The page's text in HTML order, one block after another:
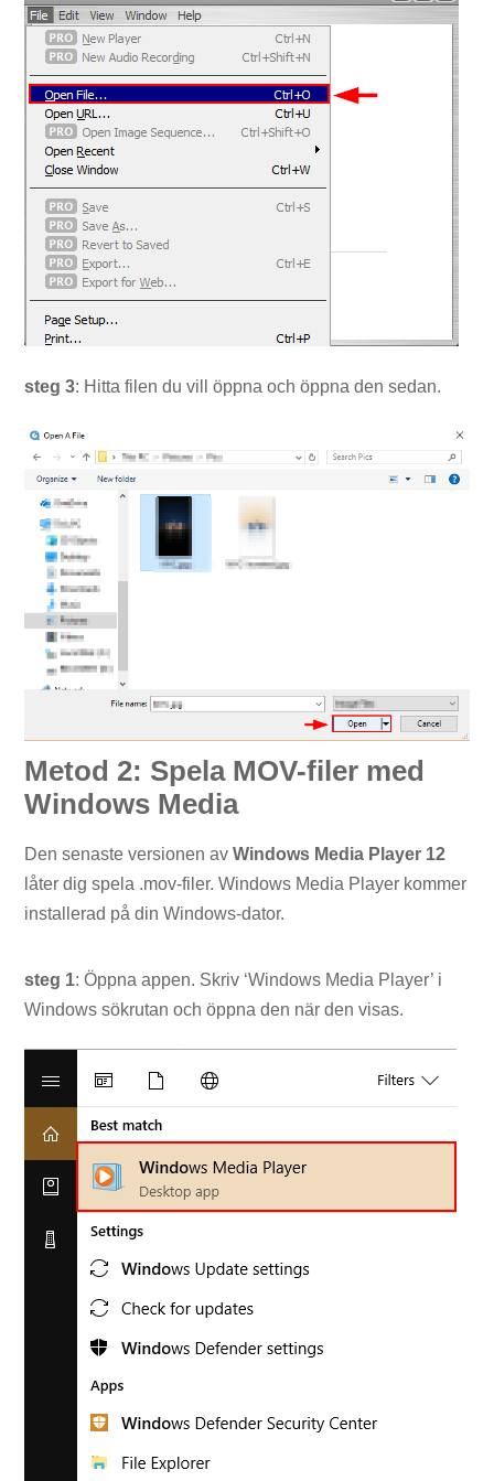
steg 3: Hitta filen du vill öppna och öppna den sedan.
Metod 2: Spela MOV-filer med
Windows Media
Den senaste versionen avWindows Media Player 12
låter dig spela .mov-filer. Windows Media Player kommer
installerad på din Windows-dator.
steg 1: Öppna appen. Skriv ‘Windows Media Player’ i
Windows sökrutan och öppna den när den visas.